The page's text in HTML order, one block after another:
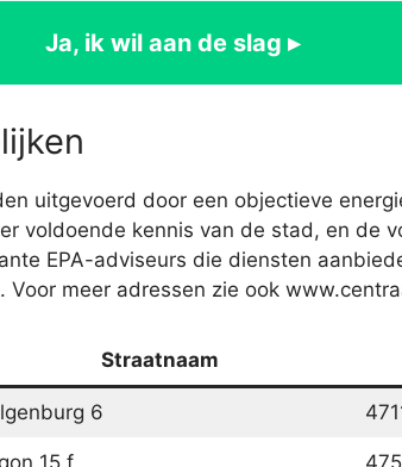
Ja, ik wil aan de slag ▸
uitgevoerd door een objectieve
voldoende kennis van de stad, en de
EPA-adviseurs die diensten
meer adressen zie ook
Straatnaam
6